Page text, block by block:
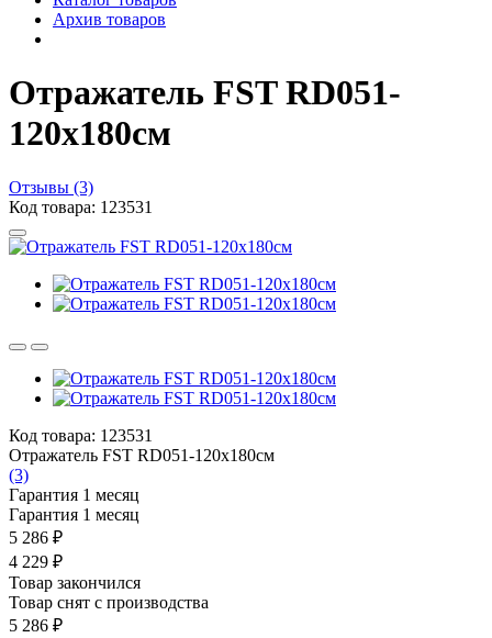
Архив товаров
Отражатель FST RD051-
120х180см
Отзывы (3)
Код товара: 123531
Код товара: 123531
Отражатель FST RD051-120х180см
(3)
Гарантия 1 месяц
Гарантия 1 месяц
5 286 ₽
4 229 ₽
Товар закончился
Товар снят с производства
5 286 ₽